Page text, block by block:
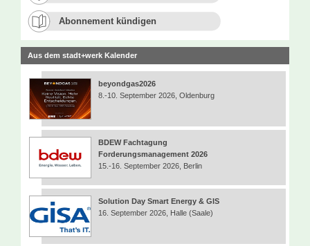
Abonnement kündigen
Aus dem stadt+werk Kalender
beyondgas2026
8.-10. September 2026, Oldenburg
BDEW Fachtagung
Forderungsmanagement 2026
15.-16. September 2026, Berlin
Solution Day Smart Energy & GIS
16. September 2026, Halle (Saale)